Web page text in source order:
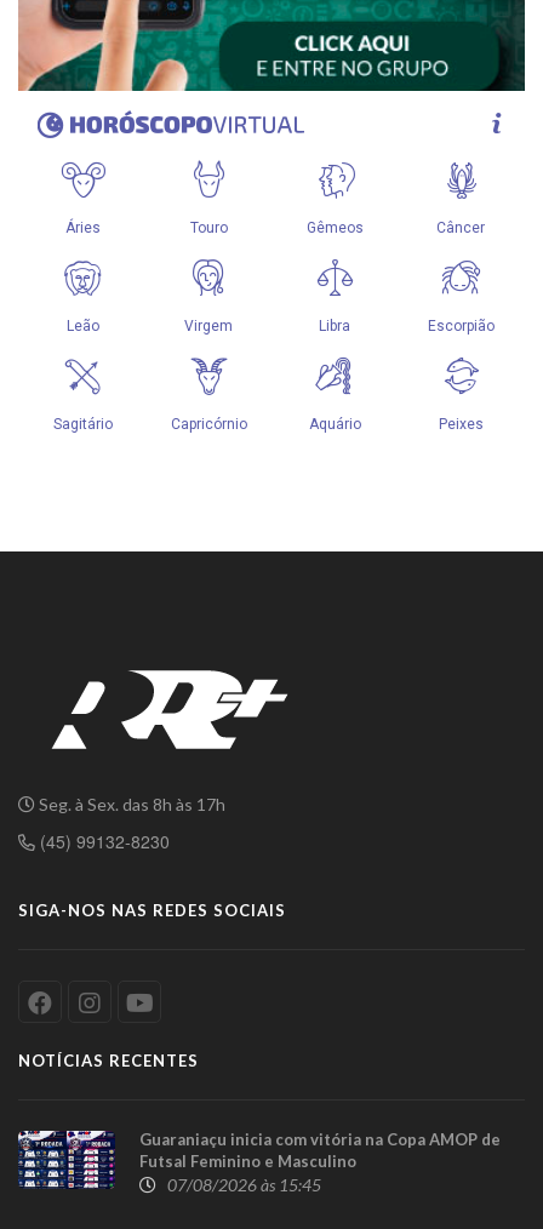
Seg. à Sex. das 8h às 17h
(45) 99132-8230
SIGA-NOS NAS REDES SOCIAIS
NOTÍCIAS RECENTES
Guaraniaçu inicia com vitória na Copa AMOP de
Futsal Feminino e Masculino
07/08/2026 às 15:45